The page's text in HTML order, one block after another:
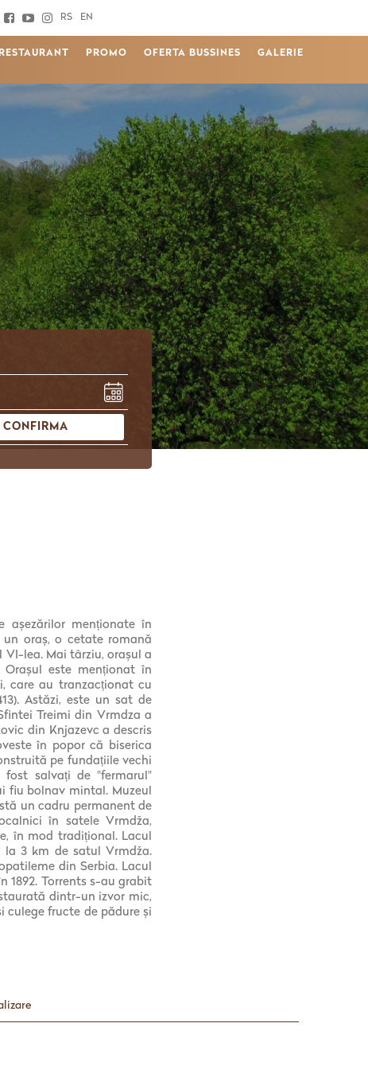
RS EN
RESTAURANT PROMO OFERTA BUSSINES
GALERIE
CONFIRMA
așezărilor menționate în
oraș, o cetate romană
lea. Mai târziu, orașul a
este menționat în
care au tranzacționat cu
Astăzi, este un sat de
Treimi din Vrmdza a
din Knjazevc a descris
în popor că biserica
pe fundațiile vechi
salvați de "fermarul"
fiu bolnav mintal. Muzeul
un cadru permanent de
în satele Vrmdža,
în mod tradițional. Lacul
la 3 km de satul Vrmdža.
din Serbia. Lacul
1892. Torrents s-au grabit
dintr-un izvor mic,
culege fructe de pădure și